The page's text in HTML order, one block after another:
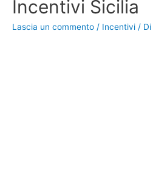
Incentivi Sicilia
Lascia un commento / Incentivi / Di